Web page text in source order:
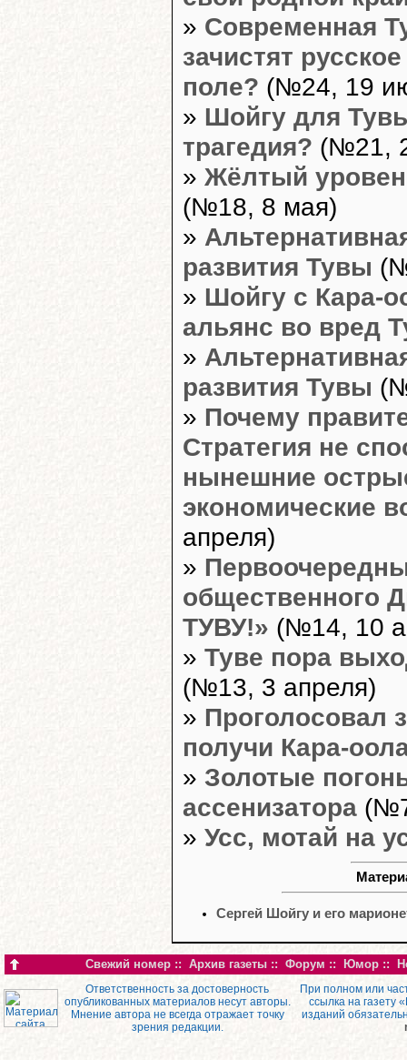
» Современная
зачистят
поле? (№24, 19
» Шойгу для
трагедия? (№21,
» Жёлтый
(№18, 8 мая)
»
развития Тувы
» Шойгу с Кара-
альянс во вред
»
развития Тувы
» Почему
Стратегия не
нынешние
экономические
апреля)
»
общественного
ТУВУ!» (№14, 10
» Туве пора
(№13, 3 апреля)
» Проголосовал
получи Кара-
» Золотые
ассенизатора
» Усс, мотай на
Сергей Шойгу и его
Свежий номер :: Архив газеты :: Форум :: Юмор ::
Ответственность за достоверность
опубликованных материалов несут авторы.
Мнение автора не всегда отражает точку
зрения редакции.
При полном или
ссылка на газету
изданий